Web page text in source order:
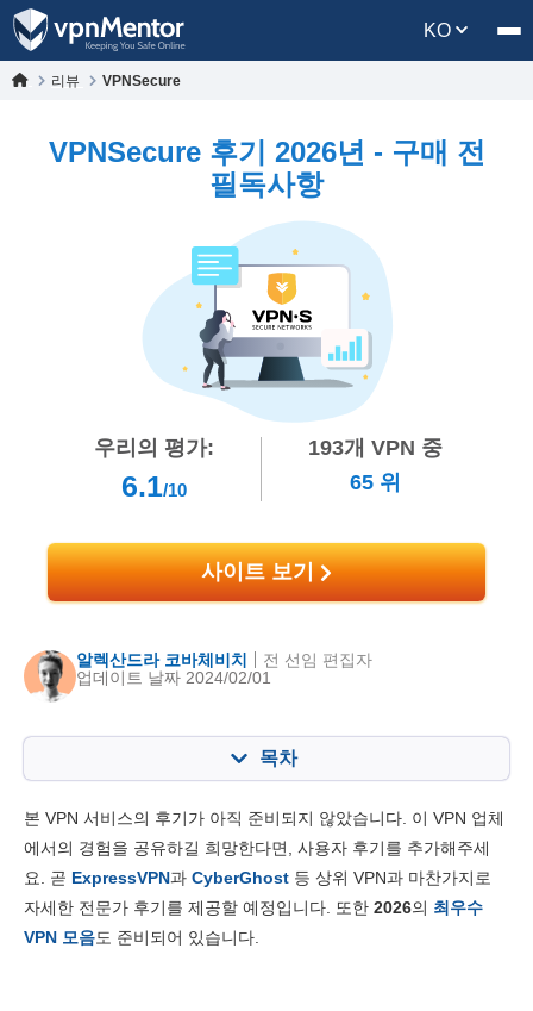
KO
리뷰 VPNSecure
VPNSecure 후기 2026년 - 구매 전
필독사항
우리의 평가:
6.1/10
193개 VPN 중
65 위
사이트 보기
알렉산드라 코바체비치
업데이트 날짜 2024/02/01
전 선임 편집자
목차
주요 기능 6.8
설치 및 앱 8.2
가격대
본 VPN 서비스의 후기가 아직 준비되지 않았습니다. 이 VPN 업체
에서의 경험을 공유하길 희망한다면, 사용자 후기를 추가해주세
요. 곧 ExpressVPN과 CyberGhost 등 상위 VPN과 마찬가지로
자세한 전문가 후기를 제공할 예정입니다. 또한 2026의 최우수
VPN 모음도 준비되어 있습니다.